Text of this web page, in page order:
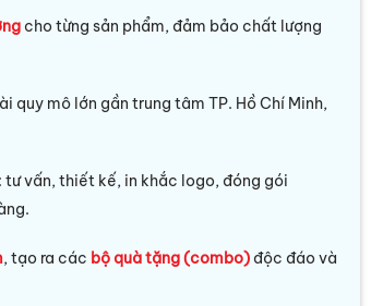
cho từng sản phẩm, đảm bảo chất lượng
quy mô lớn gần trung tâm TP. Hồ Chí Minh,
: tư vấn, thiết kế, in khắc logo, đóng gói
, tạo ra các bộ quà tặng (combo) độc đáo và